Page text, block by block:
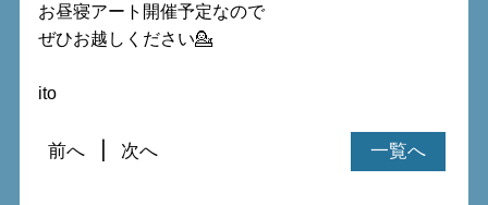
お昼寝アート開催予定なので
ぜひお越しください💁
ito
一覧へ
前へ 次へ